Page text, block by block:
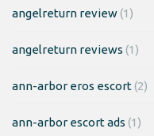
angelreturn review(1)
angelreturn reviews (1)
ann-arbor eros escort(2)
ann-arbor escort ads (1)